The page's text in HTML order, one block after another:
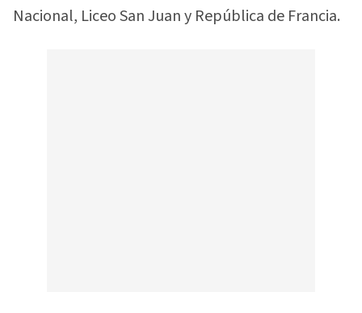
Nacional, Liceo San Juan y República de Francia.